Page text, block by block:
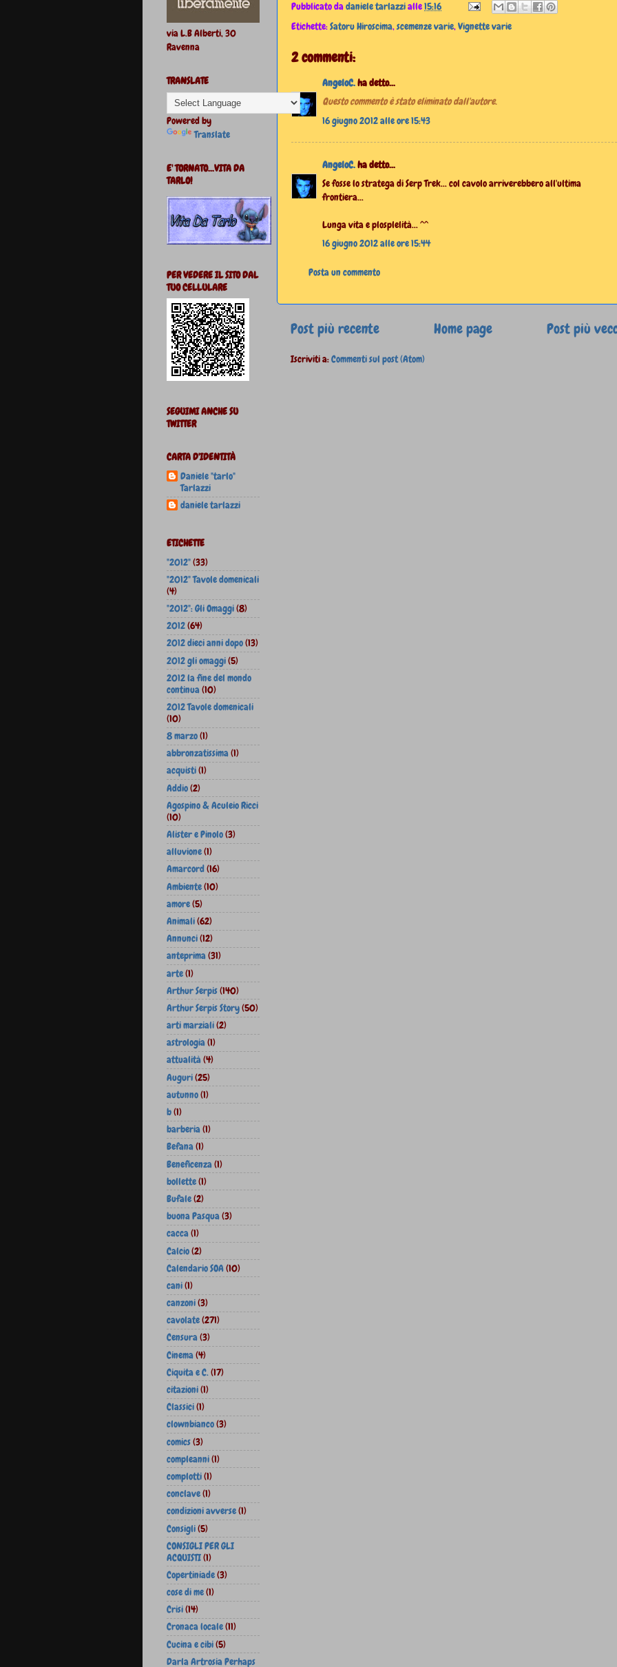
Pubblicato dadaniele tarlazzialle15:16
Etichette:Satoru Hiroscima,scemenze varie,Vignette varie
2 commenti:
AngeloC.ha detto...
Questo commento è stato eliminato dall'autore.
16 giugno 2012 alle ore 15:43
AngeloC.ha detto...
Se fosse lo stratega di Serp Trek... col cavolo arriverebbero all'ultima
frontiera...
Lunga vita e plosplelità... ^^
16 giugno 2012 alle ore 15:44
Posta un commento
Post più recente Post più
Home page
Iscriviti a:Commenti sul post (Atom)
via L.B Alberti, 30
Ravenna
TRANSLATE
Powered by
Translate
E' TORNATO...VITA DA
TARLO!
PER VEDERE IL SITO DAL
TUO CELLULARE
SEGUIMI ANCHE SU
TWITTER
CARTA D'IDENTITÀ
Daniele "tarlo"
Tarlazzi
daniele tarlazzi
ETICHETTE
"2012"(33)
"2012" Tavole domenicali
(4)
"2012": Gli Omaggi(8)
2012(64)
2012 dieci anni dopo(13)
2012 gli omaggi(5)
2012 la fine del mondo
continua(10)
2012 Tavole domenicali
(10)
8 marzo(1)
abbronzatissima(1)
acquisti(1)
Addio(2)
Agospino & Aculeio Ricci
(10)
Alister e Pinolo(3)
alluvione(1)
Amarcord(16)
Ambiente(10)
amore(5)
Animali(62)
Annunci(12)
anteprima(31)
arte(1)
Arthur Serpis(140)
Arthur Serpis Story(50)
arti marziali(2)
astrologia(1)
attualità(4)
Auguri(25)
autunno(1)
b(1)
barberia(1)
Befana(1)
Beneficenza(1)
bollette(1)
Bufale(2)
buona Pasqua(3)
cacca(1)
Calcio(2)
Calendario SOA(10)
cani(1)
canzoni(3)
cavolate(271)
Censura(3)
Cinema(4)
Ciquita e C.(17)
citazioni(1)
Classici(1)
clownbianco(3)
comics(3)
compleanni(1)
complotti(1)
conclave(1)
condizioni avverse(1)
Consigli(5)
CONSIGLI PER GLI
ACQUISTI(1)
Copertiniade(3)
cose di me(1)
Crisi(14)
Cronaca locale(11)
Cucina e cibi(5)
Darla Artrosia Perhaps